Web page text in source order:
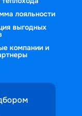
— ограничений просто нет.
13 дней
лояльности
выгодных
компании и